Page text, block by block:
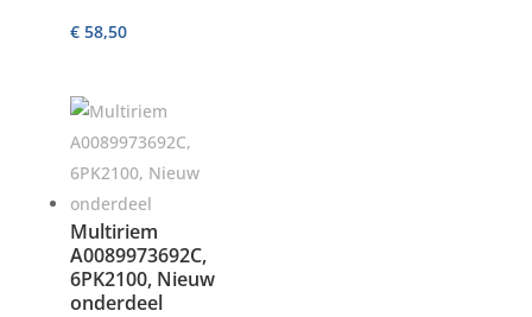
€58,50
Multiriem
A0089973692C,
6PK2100, Nieuw
onderdeel